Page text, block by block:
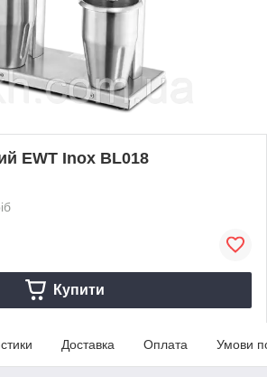
EWT Inox BL018
Купити
Доставка Оплата Умови